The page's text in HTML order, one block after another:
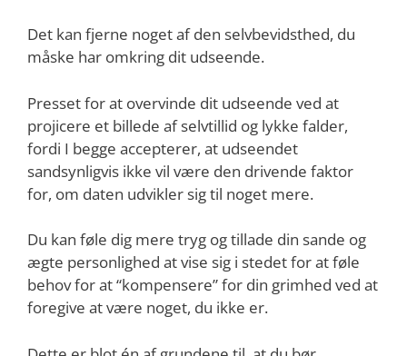
Det kan fjerne noget af den selvbevidsthed, du
måske har omkring dit udseende.
Presset for at overvinde dit udseende ved at
projicere et billede af selvtillid og lykke falder,
fordi I begge accepterer, at udseendet
sandsynligvis ikke vil være den drivende faktor
for, om daten udvikler sig til noget mere.
Du kan føle dig mere tryg og tillade din sande og
ægte personlighed at vise sig i stedet for at føle
behov for at “kompensere” for din grimhed ved at
foregive at være noget, du ikke er.